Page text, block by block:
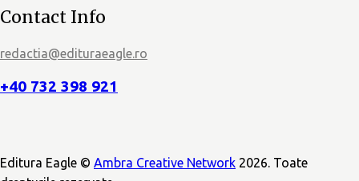
Contact Info
redactia@edituraeagle.ro
+40 732 398 921
Editura Eagle © Ambra Creative Network 2026. Toate